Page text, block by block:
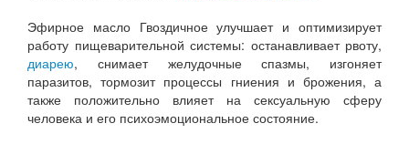
Эфирное масло Гвоздичное улучшает и оптимизирует
работу пищеварительной системы: останавливает рвоту,
диарею, снимает желудочные спазмы, изгоняет
паразитов, тормозит процессы гниения и брожения, а
также положительно влияет на сексуальную сферу
человека и его психоэмоциональное состояние.